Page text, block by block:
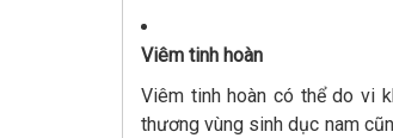
Viêm tinh hoàn
Viêm tinh hoàn có thể do vi
thương vùng sinh dục nam